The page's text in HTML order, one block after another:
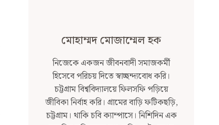
মোহাম্মদ মোজাম্মেল হক
নিজেকে একজন জীবনবাদী সমাজকর্মী
হিসেবে পরিচয় দিতে স্বাচ্ছন্দ্যবোধ করি।
চট্টগ্রাম বিশ্ববিদ্যালয়ে ফিলসফি পড়িয়ে
জীবিকা নির্বাহ করি। গ্রামের বাড়ি ফটিকছড়ি,
চট্টগ্রাম। থাকি চবি ক্যাম্পাসে। নিশিদিন এক